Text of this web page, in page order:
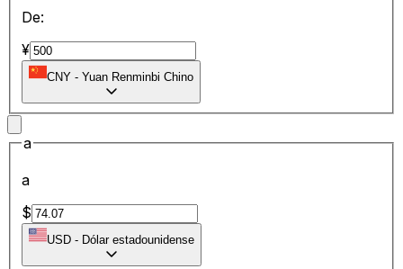
De:
¥
CNY - Yuan Renminbi Chino
a
a
$
USD - Dólar estadounidense